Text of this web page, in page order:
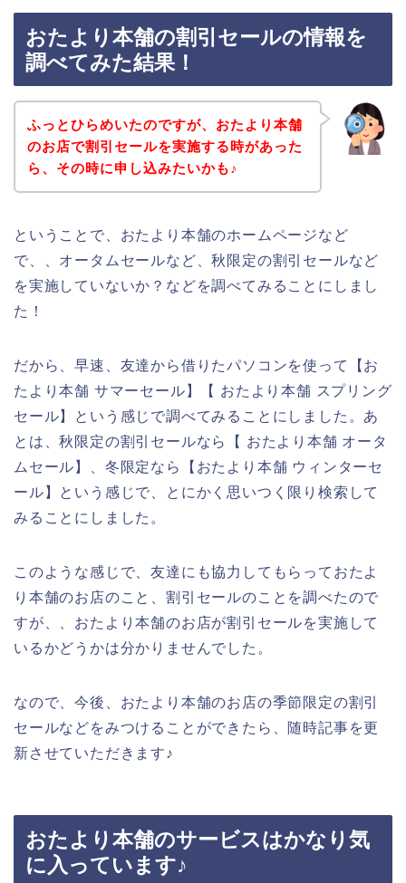
おたより本舗の割引セールの情報を
調べてみた結果！
ふっとひらめいたのですが、おたより本舗
のお店で割引セールを実施する時があった
ら、その時に申し込みたいかも♪
ということで、おたより本舗のホームページなど
で、、オータムセールなど、秋限定の割引セールなど
を実施していないか？などを調べてみることにしまし
た！
だから、早速、友達から借りたパソコンを使って【お
たより本舗 サマーセール】【 おたより本舗 スプリング
セール】という感じで調べてみることにしました。あ
とは、秋限定の割引セールなら【 おたより本舗 オータ
ムセール】、冬限定なら【おたより本舗 ウィンターセ
ール】という感じで、とにかく思いつく限り検索して
みることにしました。
このような感じで、友達にも協力してもらっておたよ
り本舗のお店のこと、割引セールのことを調べたので
すが、、おたより本舗のお店が割引セールを実施して
いるかどうかは分かりませんでした。
なので、今後、おたより本舗のお店の季節限定の割引
セールなどをみつけることができたら、随時記事を更
新させていただきます♪
おたより本舗のサービスはかなり気
に入っています♪